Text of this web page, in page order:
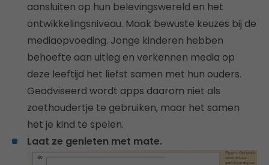
aansluiten op hun belevingswereld en het
ontwikkelingsniveau. Maak bewuste keuzes bij de
mediaopvoeding. Jonge kinderen hebben
behoefte aan uitleg en verkennen media op
deze leeftijd het liefst samen met hun ouders.
Geadviseerd wordt apps daarom niet als
zoethoudertje te gebruiken, maar het samen
het je kind te spelen.
Laat ze genieten met mate.